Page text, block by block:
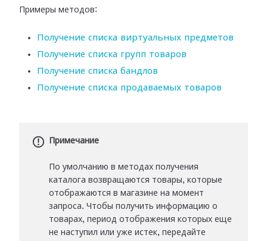
Примеры методов:
Получение списка виртуальных предметов
Получение списка групп товаров
Получение списка бандлов
Получение списка продаваемых товаров
Примечание
По умолчанию в методах получения
каталога возвращаются товары, которые
отображаются в магазине на момент
запроса. Чтобы получить информацию о
товарах, период отображения которых еще
не наступил или уже истек, передайте